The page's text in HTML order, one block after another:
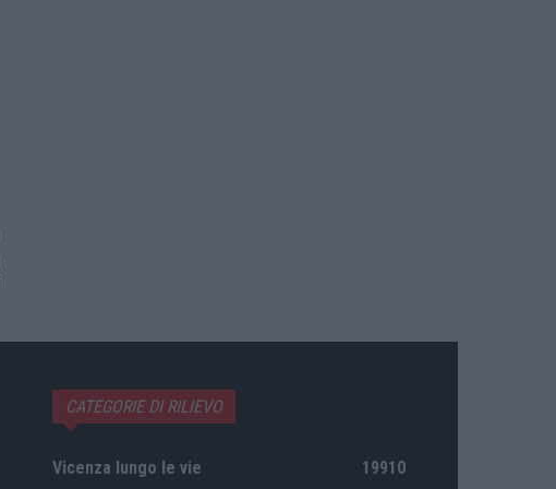
CATEGORIE DI RILIEVO
Vicenza lungo le vie 19910